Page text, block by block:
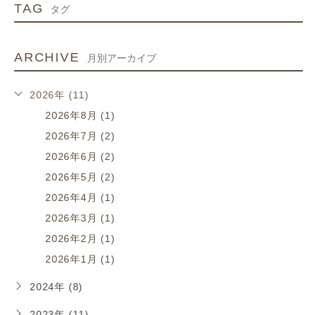
TAG タグ
ARCHIVE 月別アーカイブ
2026年 (11)
2026年8月 (1)
2026年7月 (2)
2026年6月 (2)
2026年5月 (2)
2026年4月 (1)
2026年3月 (1)
2026年2月 (1)
2026年1月 (1)
2024年 (8)